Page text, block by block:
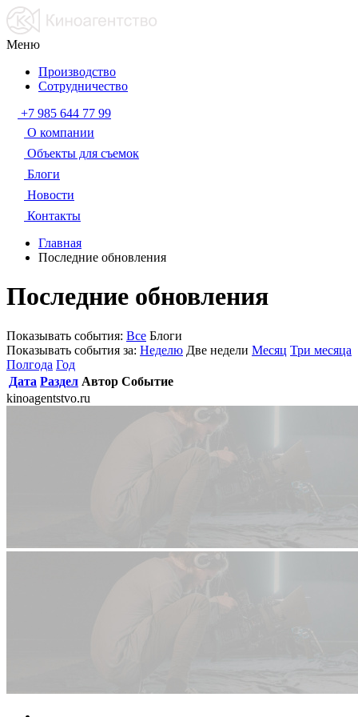
Меню
Производство
Сотрудничество
+7 985 644 77 99
О компании
Объекты для съемок
Блоги
Новости
Контакты
Главная
Последние обновления
Последние обновления
Показывать события: Все Блоги
Показывать события за: Неделю Две недели Месяц Три месяца
Полгода Год
Дата Раздел Автор Событие
kinoagentstvo.ru